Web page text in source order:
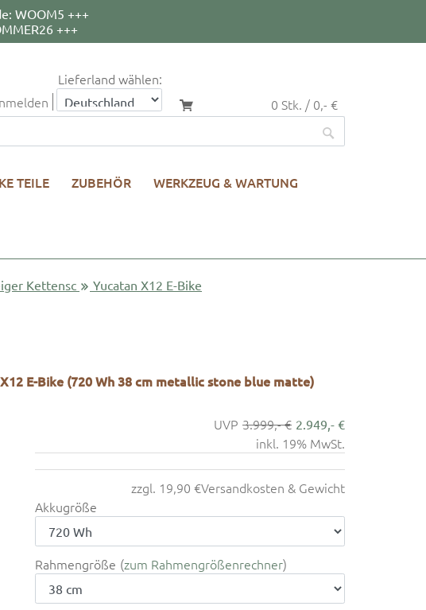
WOOM5 +++
+++
Lieferland wählen:
0 Stk. / 0,- €
TEILE ZUBEHÖR WERKZEUG & WARTUNG
Kettensc Yucatan X12 E-Bike
E-Bike (720 Wh 38 cm metallic stone blue matte)
3.999,- € 2.949,- €
inkl. 19% MwSt.
zzgl. 19,90 €Versandkosten & Gewicht
Akkugröße
Rahmengröße zum Rahmengrößenrechner